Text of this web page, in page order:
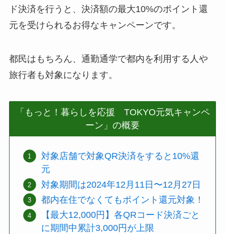
ド決済を行うと、決済額の最大10%のポイント還
元を受けられるお得なキャンペーンです。
都民はもちろん、通勤通学で都内を利用する人や
旅行者も対象になります。
「もっと！暮らしを応援 TOKYO元気キャンペ
ーン」の概要
対象店舗で対象QR決済をすると10%還
元
対象期間は2024年12月11日〜12月27日
都内在住でなくてもポイント還元対象！
【最大12,000円】各QRコード決済ごと
に期間中累計3,000円が上限